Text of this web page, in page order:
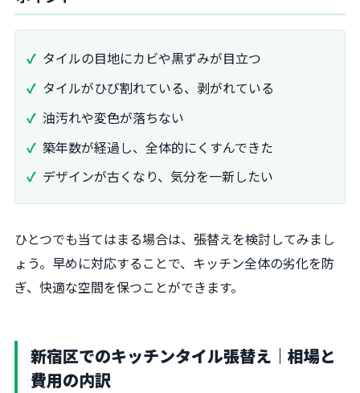
タイルの目地にカビや黒ずみが目立つ
タイルがひび割れている、剥がれている
油汚れや変色が落ちない
築年数が経過し、全体的にくすんできた
デザインが古くなり、気分を一新したい
ひとつでも当てはまる場合は、張替えを検討してみまし
ょう。早めに対応することで、キッチン全体の劣化を防
ぎ、快適な空間を保つことができます。
新宿区でのキッチンタイル張替え｜相場と
費用の内訳